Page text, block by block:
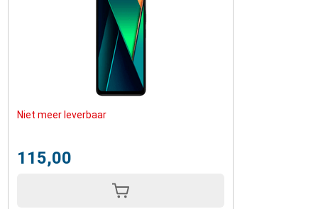
Niet meer leverbaar
115,00